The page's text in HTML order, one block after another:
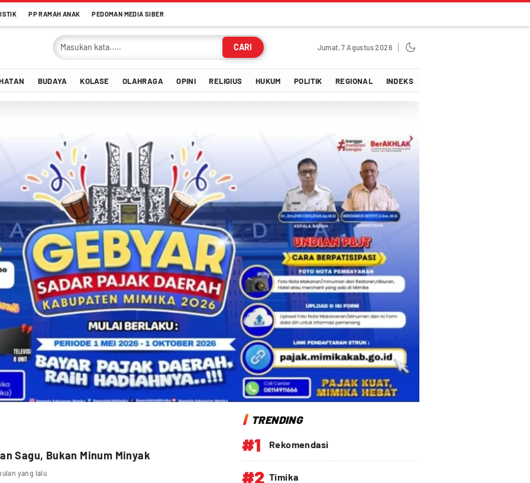
PP RAMAH ANAK PEDOMAN MEDIA SIBER
CARI Jumat, 7 Agustus 2026
BUDAYA KOLASE OLAHRAGA OPINI RELIGIUS HUKUM POLITIK REGIONAL INDEKS
Sagu, Bukan Minum Minyak
yang lalu
TRENDING
#1 Rekomendasi
#2 Timika